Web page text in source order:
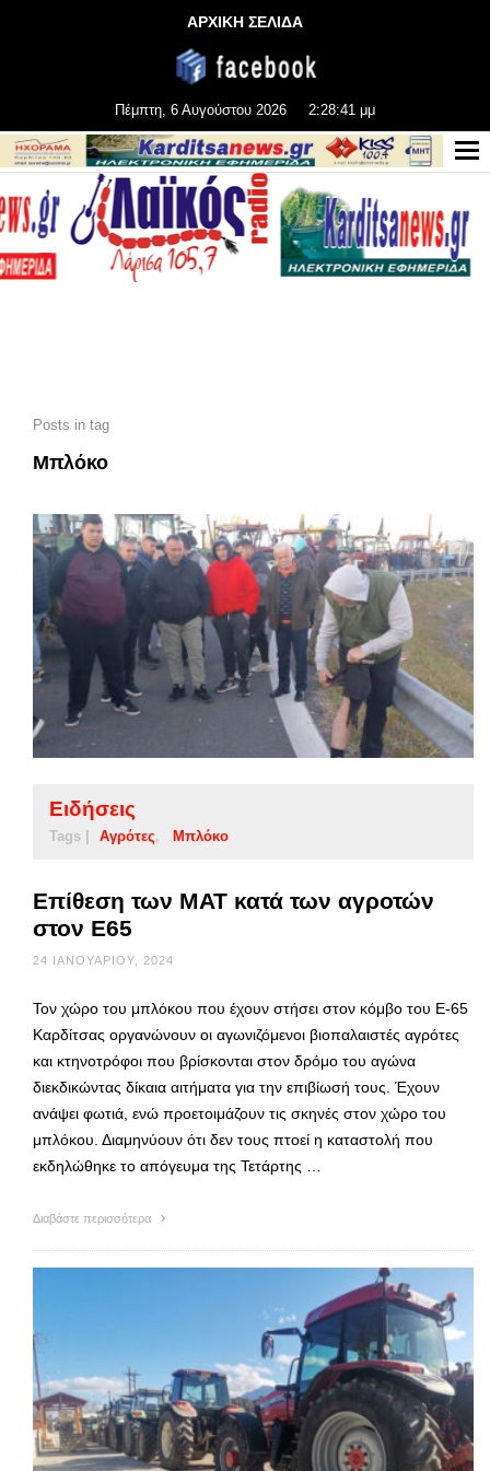
ΑΡΧΙΚΗ ΣΕΛΙΔΑ
Πέμπτη, 6 Αυγούστου 2026 2:28:43 μμ
Posts in tag
Μπλόκο
Ειδήσεις
Tags | Αγρότες Μπλόκο
Επίθεση των ΜΑΤ κατά των αγροτών
στον Ε65
24 ΙΑΝΟΥΑΡΊΟΥ, 2024
Τον χώρο του μπλόκου που έχουν στήσει στον κόμβο του Ε-65
Καρδίτσας οργανώνουν οι αγωνιζόμενοι βιοπαλαιστές αγρότες
και κτηνοτρόφοι που βρίσκονται στον δρόμο του αγώνα
διεκδικώντας δίκαια αιτήματα για την επιβίωσή τους. Έχουν
ανάψει φωτιά, ενώ προετοιμάζουν τις σκηνές στον χώρο του
μπλόκου. Διαμηνύουν ότι δεν τους πτοεί η καταστολή που
εκδηλώθηκε το απόγευμα της Τετάρτης …
Διαβάστε περισσότερα